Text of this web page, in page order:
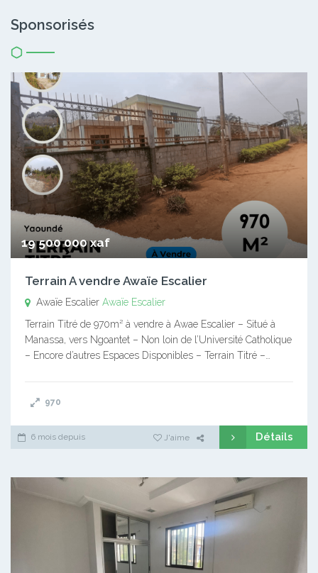
Sponsorisés
19 500 000 xaf
Terrain A vendre Awaïe Escalier
Awaïe Escalier Awaïe Escalier
Terrain Titré de 970m² à vendre à Awae Escalier – Situé à
Manassa, vers Ngoantet – Non loin de l’Université Catholique
– Encore d’autres Espaces Disponibles – Terrain Titré –…
970
6 mois depuis J'aime Détails